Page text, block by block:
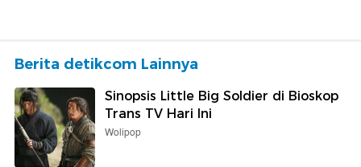
Berita detikcom Lainnya
Sinopsis Little Big Soldier di Bioskop
Trans TV Hari Ini
Wolipop